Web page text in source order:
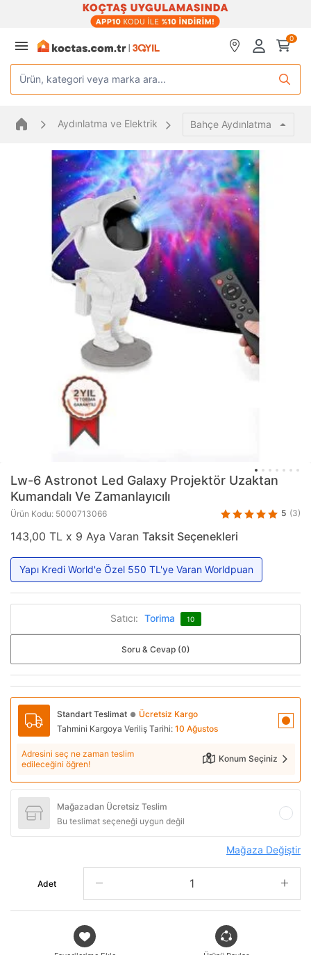
0
Ürün, kategori veya marka ara...
Aydınlatma ve Elektrik Bahçe Aydınlatma
Lw-6 Astronot Led Galaxy Projektör Uzaktan
Kumandalı Ve Zamanlayıcılı
Ürün Kodu: 5000713066 5 (3)
143,00 TL x 9 Aya Varan Taksit Seçenekleri
Yapı Kredi World'e Özel 550 TL'ye Varan Worldpuan
Satıcı: Torima 10
Soru & Cevap (0)
Standart Teslimat ● Ücretsiz Kargo
Tahmini Kargoya Veriliş Tarihi: 10 Ağustos
Adresini seç ne zaman teslim
edileceğini öğren!
Konum Seçiniz
Mağazadan Ücretsiz Teslim
Bu teslimat seçeneği uygun değil
Mağaza Değiştir
Adet